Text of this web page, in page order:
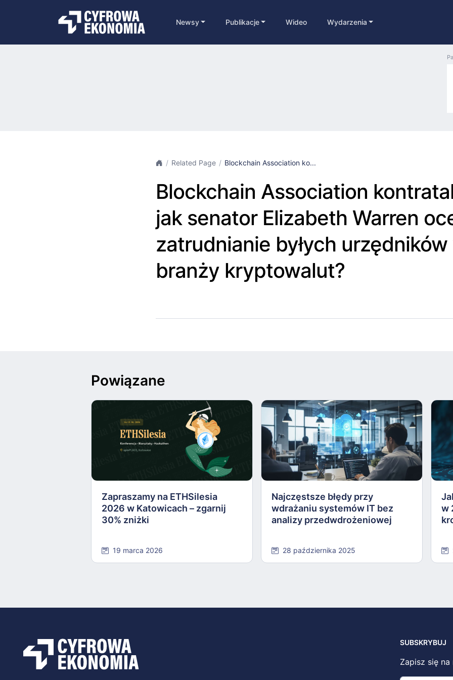
Newsy Publikacje Wideo Wydarzenia
Related Page Blockchain Association ko...
Blockchain Association
jak senator Elizabeth Warren
zatrudnianie byłych
branży kryptowalut?
Powiązane
Zapraszamy na ETHSilesia
2026 w Katowicach – zgarnij
30% zniżki
19 marca 2026
Najczęstsze błędy przy
wdrażaniu systemów IT bez
analizy przedwdrożeniowej
28 października 2025
w
SUBSKRYBUJ
Zapisz się